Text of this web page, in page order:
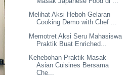
Melihat Aksi Heboh Gelaran
Cooking Demo with Chef ...
Memotret Aksi Seru Mahasiswa
Praktik Buat Enriched...
Kehebohan Praktik Masak
Asian Cuisines Bersama
Che...